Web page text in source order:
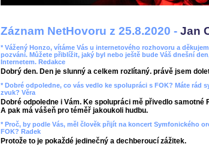
Záznam NetHovoru z 25.8.2020 - Jan
* Vážený Honzo, vítáme Vás u internetového rozhovoru a
pozvání. Můžete přiblížit, jaký byl nebo ještě bude Váš dnešní
Internetem. Redakce
Dobrý den. Den je slunný a celkem rozlítaný. právě jsem
* Dobré odpoledne, co vás vedlo ke spolupráci s FOK? Máte rád
zvuk? Věra
Dobré odpoledne i Vám. Ke spolupráci mě přivedlo samotné
A pak má vášeň pro téměř jakoukoli hudbu.
* Proč, by podle Vás, měl člověk přijít na koncert Symfonického
FOK? Radek
Protože to je pokaždé jedinečný a dechberoucí zážitek.